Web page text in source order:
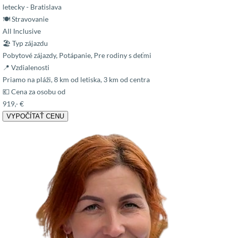
letecky - Bratislava
🍽 Stravovanie
All Inclusive
🏖 Typ zájazdu
Pobytové zájazdy, Potápanie, Pre rodiny s deťmi
📍 Vzdialenosti
Priamo na pláži, 8 km od letiska, 3 km od centra
💶 Cena za osobu od
919,- €
VYPOČÍTAŤ CENU